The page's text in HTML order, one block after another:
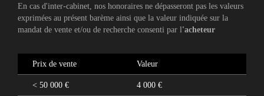
En cas d'inter-cabinet, nos honoraires ne dépasseront pas les valeurs
exprimées au présent barème ainsi que la valeur indiquée sur la
mandat de vente et/ou de recherche consenti par l'acheteur
Prix de vente Valeur
< 50 000 € 4 000 €